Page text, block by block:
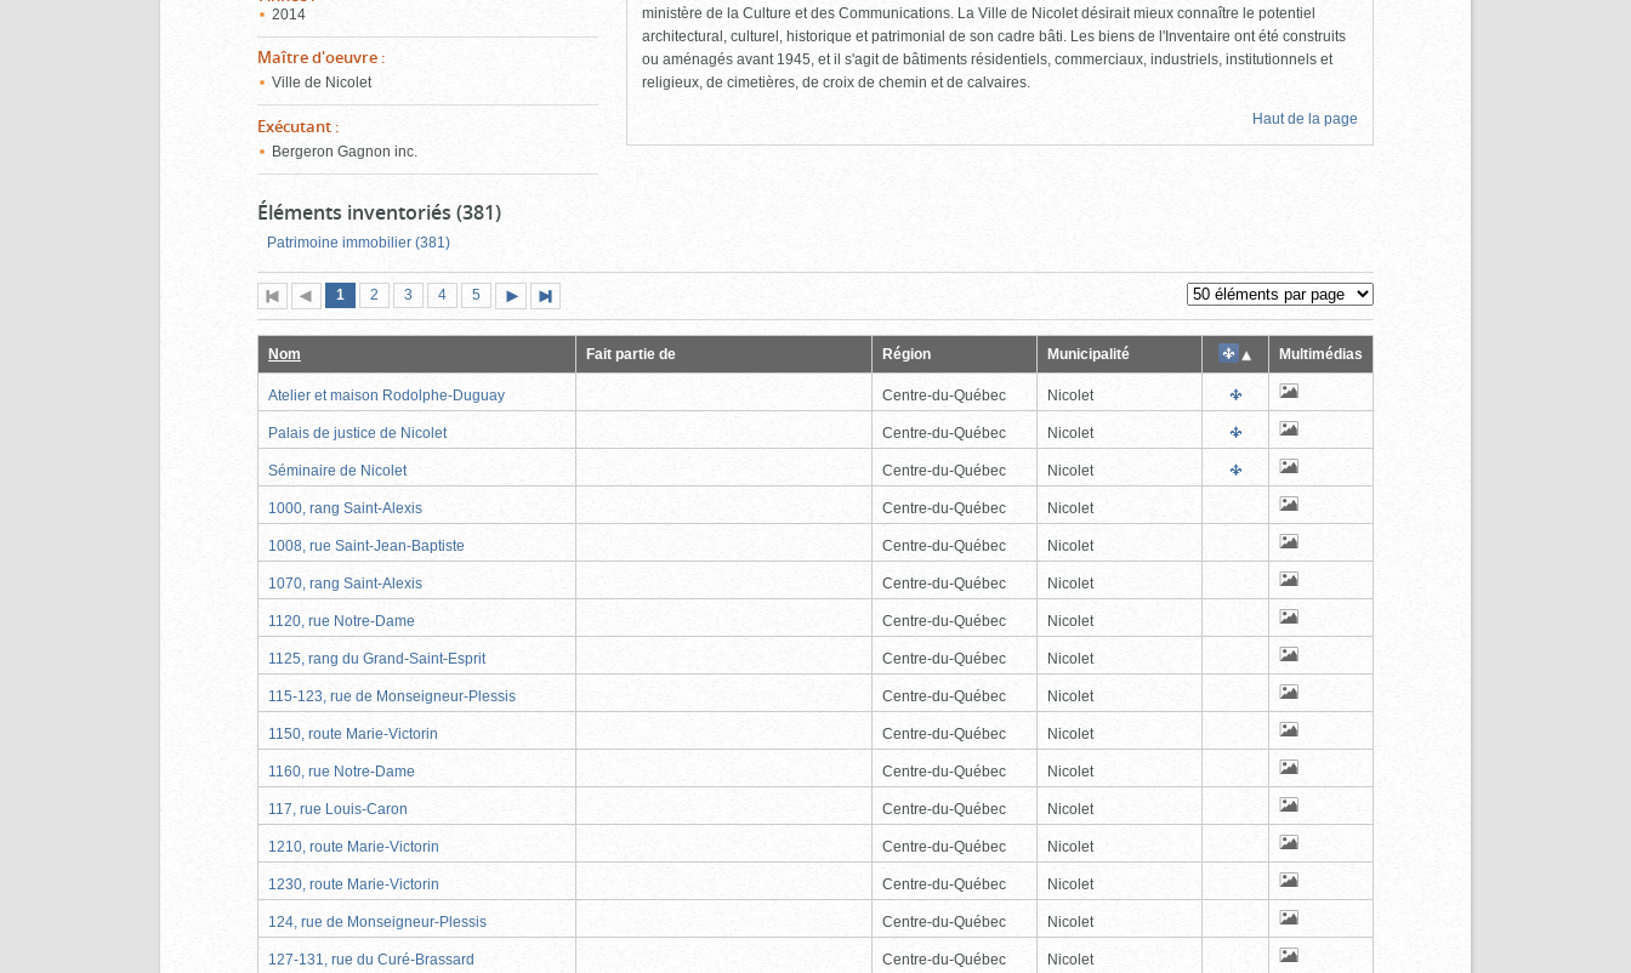
2014
Maître d'oeuvre :
Ville de Nicolet
Exécutant :
Bergeron Gagnon inc.
ministère de la Culture et des Communications. La Ville de Nicolet désirait mieux connaître le potentiel
architectural, culturel, historique et patrimonial de son cadre bâti. Les biens de l'Inventaire ont été construits
ou aménagés avant 1945, et il s'agit de bâtiments résidentiels, commerciaux, industriels, institutionnels et
religieux, de cimetières, de croix de chemin et de calvaires.
Haut de la page
Éléments inventoriés (381)
Patrimoine immobilier (381)
Première
page
Page
précédente
Page
1 (page
actuelle)
Page
2 Page
3 Page
4 Page
5
suivante
page
Nom Fait partie de Région Municipalité Multimédias
Atelier et maison Rodolphe-Duguay Centre-du-Québec Nicolet
Palais de justice de Nicolet Centre-du-Québec Nicolet
Séminaire de Nicolet Centre-du-Québec Nicolet
1000, rang Saint-Alexis Centre-du-Québec Nicolet
1008, rue Saint-Jean-Baptiste Centre-du-Québec Nicolet
1070, rang Saint-Alexis Centre-du-Québec Nicolet
1120, rue Notre-Dame Centre-du-Québec Nicolet
1125, rang du Grand-Saint-Esprit Centre-du-Québec Nicolet
115-123, rue de Monseigneur-Plessis Centre-du-Québec Nicolet
1150, route Marie-Victorin Centre-du-Québec Nicolet
1160, rue Notre-Dame Centre-du-Québec Nicolet
117, rue Louis-Caron Centre-du-Québec Nicolet
1210, route Marie-Victorin Centre-du-Québec Nicolet
1230, route Marie-Victorin Centre-du-Québec Nicolet
124, rue de Monseigneur-Plessis Centre-du-Québec Nicolet
127-131, rue du Curé-Brassard Centre-du-Québec Nicolet